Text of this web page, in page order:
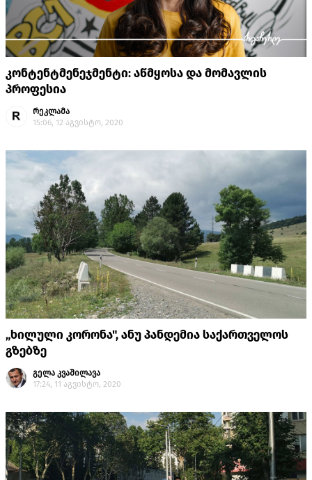
კონტენტმენეჯმენტი: აწმყოსა და მომავლის
პროფესია
რეკლამა
15:06, 12 აგვისტო, 2020
„ხილული კორონა", ანუ პანდემია საქართველოს
გზებზე
გელა კვაშილავა
17:24, 11 აგვისტო, 2020